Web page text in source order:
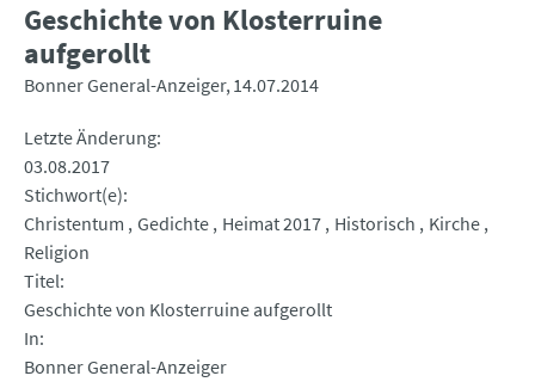
Geschichte von Klosterruine
aufgerollt
Bonner General-Anzeiger 14.07.2014
Letzte Änderung
03.08.2017
Stichwort(e)
Christentum Gedichte Heimat 2017 Historisch
Kirche
Religion
Titel
Geschichte von Klosterruine aufgerollt
In
Bonner General-Anzeiger